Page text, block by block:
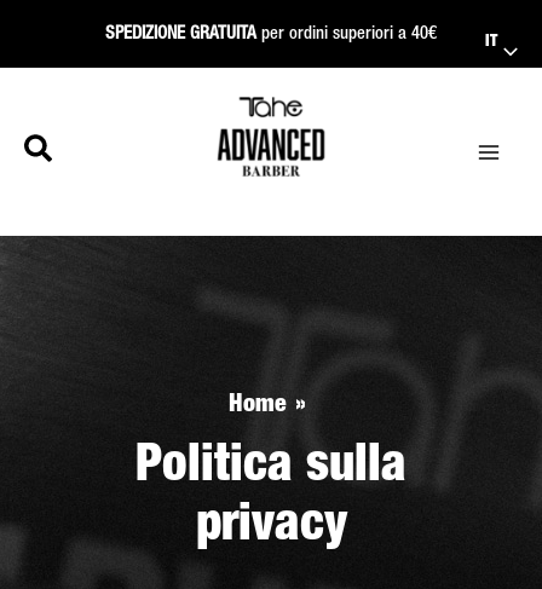
SPEDIZIONE GRATUITAper ordini superiori a 40€ IT
Home
Politica sulla
privacy